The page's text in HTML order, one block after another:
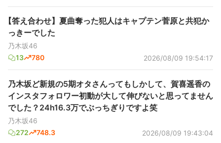
【答え合わせ】夏曲奪った犯人はキャプテン菅原と共犯か
っきーでした
乃木坂46
13
780 2026/08/09 19:54:17
乃木坂ど新規の5期オタさんってもしかして、賀喜遥香の
インスタフォロワー初動が大して伸びないと思ってません
でした？24h16.3万でぶっちぎりですよ笑
乃木坂46
272
748.3 2026/08/09 19:43:04